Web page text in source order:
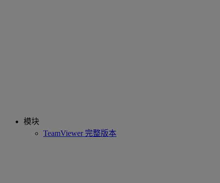
模块
TeamViewer 完整版本